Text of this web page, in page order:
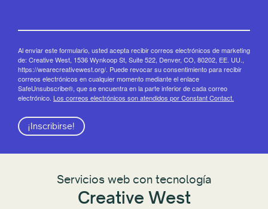
Al enviar este formulario, usted acepta recibir correos electrónicos de marketing
de: Creative West, 1536 Wynkoop St, Suite 522, Denver, CO, 80202, EE. UU.,
https://wearecreativewest.org/. Puede revocar su consentimiento para recibir
correos electrónicos en cualquier momento mediante el enlace
SafeUnsubscribe®, que se encuentra en la parte inferior de cada correo
electrónico. Los correos electrónicos son atendidos por Constant Contact.
¡Inscribirse!
Servicios web con tecnología
Creative West